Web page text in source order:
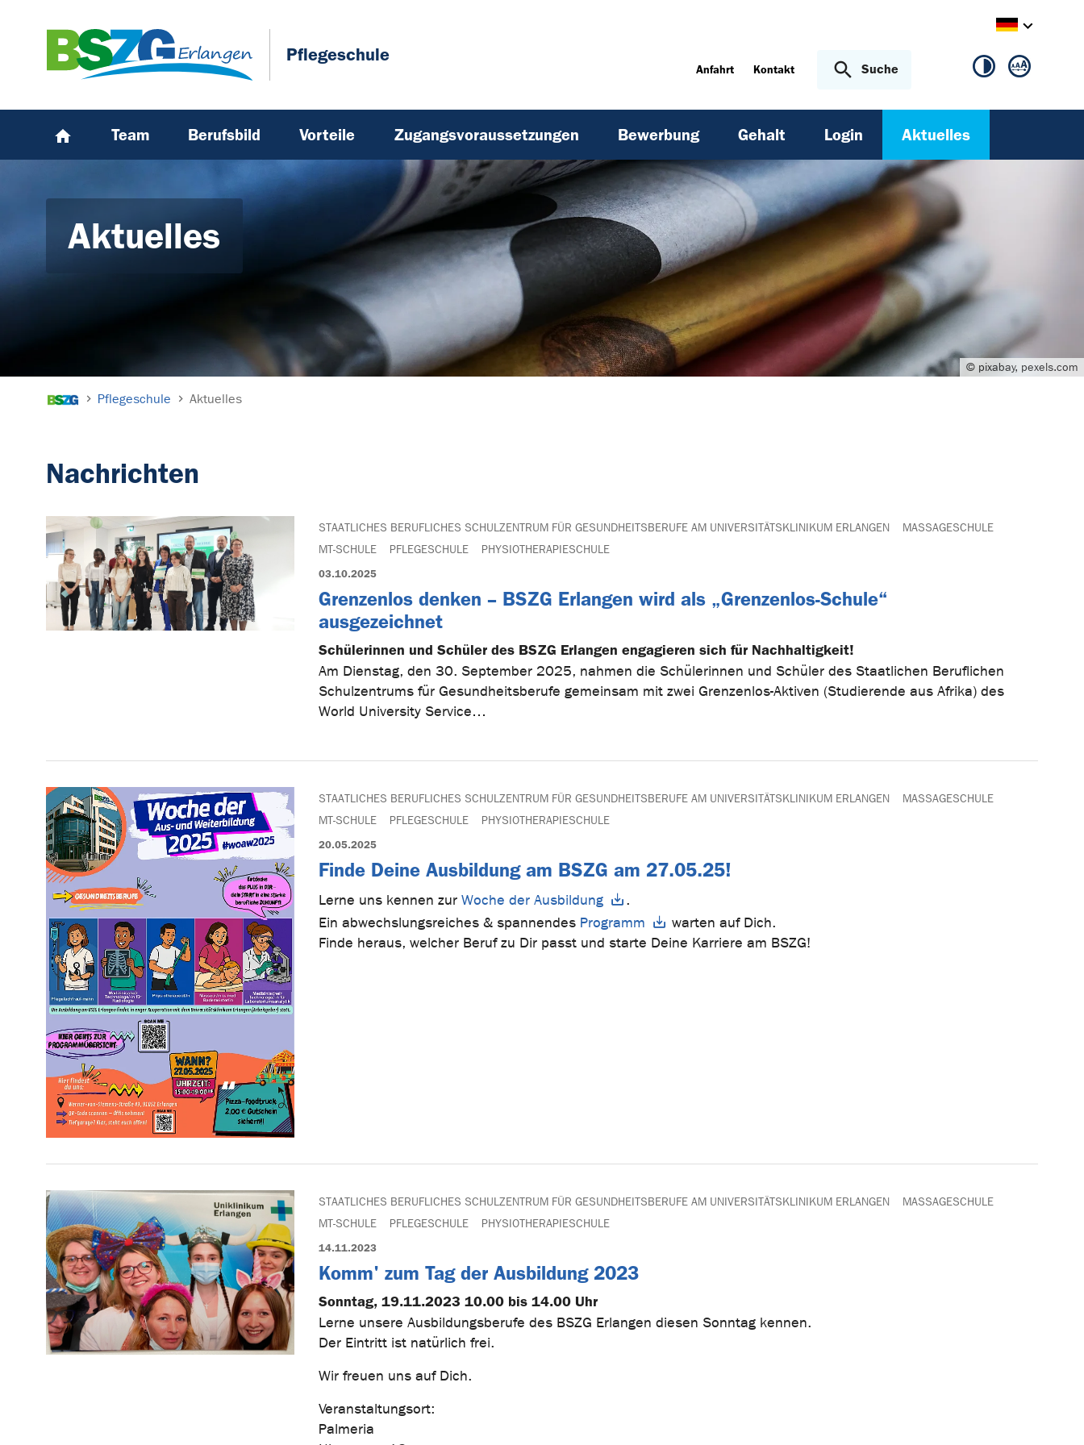
Pflegeschule
Anfahrt Kontakt Suche
Team Berufsbild Vorteile Zugangsvoraussetzungen Bewerbung Gehalt Login Aktuelles(current)
© pixabay, pexels.com
Aktuelles
Pflegeschule Aktuelles
Nachrichten
STAATLICHES BERUFLICHES SCHULZENTRUM FÜR GESUNDHEITSBERUFE AM UNIVERSITÄTSKLINIKUM ERLANGEN
MASSAGESCHULE
MT-SCHULE
PFLEGESCHULE PHYSIOTHERAPIESCHULE
03.10.2025
Grenzenlos denken – BSZG Erlangen wird als „Grenzenlos-Schule“
ausgezeichnet
Schülerinnen und Schüler des BSZG Erlangen engagieren sich für Nachhaltigkeit!
Am Dienstag, den 30. September 2025, nahmen die Schülerinnen und Schüler des Staatlichen Beruflichen
Schulzentrums für Gesundheitsberufe gemeinsam mit zwei Grenzenlos-Aktiven (Studierende aus Afrika) des
World University Service…
STAATLICHES BERUFLICHES SCHULZENTRUM FÜR GESUNDHEITSBERUFE AM UNIVERSITÄTSKLINIKUM ERLANGEN
MASSAGESCHULE
MT-SCHULE
PFLEGESCHULE PHYSIOTHERAPIESCHULE
20.05.2025
Finde Deine Ausbildung am BSZG am 27.05.25!
Lerne uns kennen zur Woche der Ausbildung
.
Ein abwechslungsreiches & spannendes Programm
warten auf Dich.
Finde heraus, welcher Beruf zu Dir passt und starte Deine Karriere am BSZG!
STAATLICHES BERUFLICHES SCHULZENTRUM FÜR GESUNDHEITSBERUFE AM UNIVERSITÄTSKLINIKUM ERLANGEN
MASSAGESCHULE
MT-SCHULE
PFLEGESCHULE PHYSIOTHERAPIESCHULE
14.11.2023
Komm' zum Tag der Ausbildung 2023
Sonntag, 19.11.2023 10.00 bis 14.00 Uhr
Lerne unsere Ausbildungsberufe des BSZG Erlangen diesen Sonntag kennen.
Der Eintritt ist natürlich frei.
Wir freuen uns auf Dich.
Veranstaltungsort:
Palmeria